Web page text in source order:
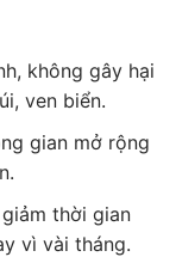
không gây hại
ven biển.
gian mở rộng
thời gian
vì vài tháng.